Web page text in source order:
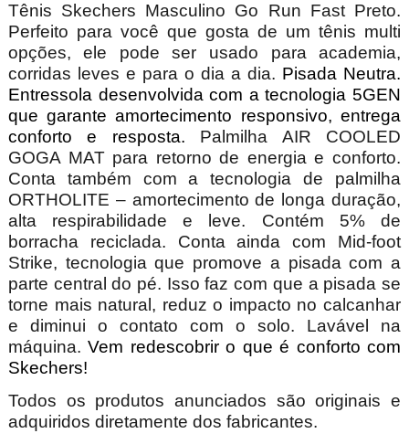
Tênis Skechers Masculino Go Run Fast Preto.
Perfeito para você que gosta de um tênis multi
opções, ele pode ser usado para academia,
corridas leves e para o dia a dia. Pisada Neutra.
Entressola desenvolvida com a tecnologia 5GEN
que garante amortecimento responsivo, entrega
conforto e resposta. Palmilha AIR COOLED
GOGA MAT para retorno de energia e conforto.
Conta também com a tecnologia de palmilha
ORTHOLITE – amortecimento de longa duração,
alta respirabilidade e leve. Contém 5% de
borracha reciclada. Conta ainda com Mid-foot
Strike, tecnologia que promove a pisada com a
parte central do pé. Isso faz com que a pisada se
torne mais natural, reduz o impacto no calcanhar
e diminui o contato com o solo. Lavável na
máquina.Vem redescobrir o que é conforto com
Skechers!
Todos os produtos anunciados são originais e
adquiridos diretamente dos fabricantes.